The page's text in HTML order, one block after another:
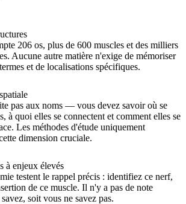
206 os, plus de 600 muscles et des milliers
Aucune autre matière n'exige de mémoriser
et de localisations spécifiques.
pas aux noms — vous devez savoir où se
à quoi elles se connectent et comment elles se
Les méthodes d'étude uniquement
dimension cruciale.
à enjeux élevés
testent le rappel précis : identifiez ce nerf,
de ce muscle. Il n'y a pas de note
soit vous ne savez pas.